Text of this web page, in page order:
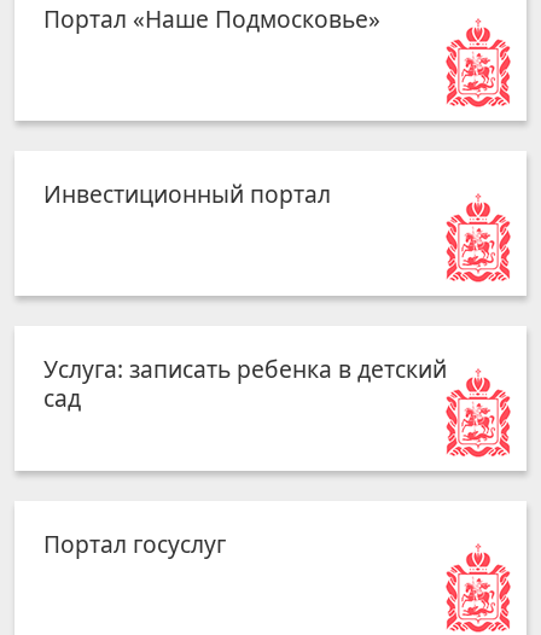
Портал «Наше Подмосковье»
Инвестиционный портал
Услуга: записать ребенка в детский
сад
Портал госуслуг